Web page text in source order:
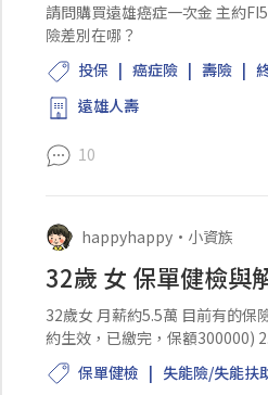
請問購買遠雄癌症一次金 主約
險差別在哪？
投保
癌症險 壽險
遠雄人壽
10
happyhappy • 小資族
32歲 女 保單健檢與
32歲女 月薪約5.5萬 目前有的保
約生效，已繳完，保額300000)
保單健檢 失能險/失能扶